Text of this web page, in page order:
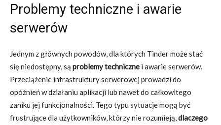
Problemy techniczne i awarie
serwerów
Jednym z głównych powodów, dla których Tinder może stać
się niedostępny, są problemy techniczne i awarie serwerów.
Przeciążenie infrastruktury serwerowej prowadzi do
opóźnień w działaniu aplikacji lub nawet do całkowitego
zaniku jej funkcjonalności. Tego typu sytuacje mogą być
frustrujące dla użytkowników, którzy nie rozumieją,dlaczego